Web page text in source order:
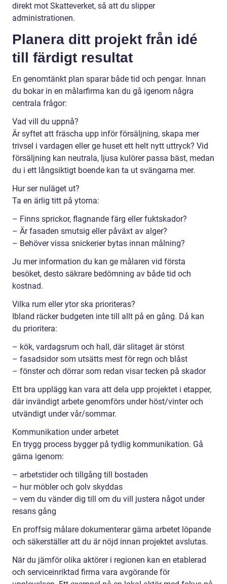
direkt mot Skatteverket, så att du slipper
administrationen.
Planera ditt projekt från idé
till färdigt resultat
En genomtänkt plan sparar både tid och pengar. Innan
du bokar in en målarfirma kan du gå igenom några
centrala frågor:
Vad vill du uppnå?
Är syftet att fräscha upp inför försäljning, skapa mer
trivsel i vardagen eller ge huset ett helt nytt uttryck? Vid
försäljning kan neutrala, ljusa kulörer passa bäst, medan
du i ett långsiktigt boende kan ta ut svängarna mer.
Hur ser nuläget ut?
Ta en ärlig titt på ytorna:
– Finns sprickor, flagnande färg eller fuktskador?
– Är fasaden smutsig eller påväxt av alger?
– Behöver vissa snickerier bytas innan målning?
Ju mer information du kan ge målaren vid första
besöket, desto säkrare bedömning av både tid och
kostnad.
Vilka rum eller ytor ska prioriteras?
Ibland räcker budgeten inte till allt på en gång. Då kan
du prioritera:
– kök, vardagsrum och hall, där slitaget är störst
– fasadsidor som utsätts mest för regn och blåst
– fönster och dörrar som redan visar tecken på skador
Ett bra upplägg kan vara att dela upp projektet i etapper,
där invändigt arbete genomförs under höst/vinter och
utvändigt under vår/sommar.
Kommunikation under arbetet
En trygg process bygger på tydlig kommunikation. Gå
gärna igenom:
– arbetstider och tillgång till bostaden
– hur möbler och golv skyddas
– vem du vänder dig till om du vill justera något under
resans gång
En proffsig målare dokumenterar gärna arbetet löpande
och säkerställer att du är nöjd innan projektet avslutas.
När du jämför olika aktörer i regionen kan en etablerad
och serviceinriktad firma vara avgörande för